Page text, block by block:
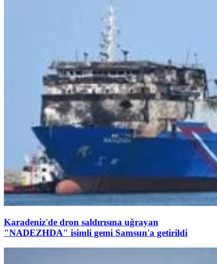
Karadeniz'de dron saldırısına uğrayan
"NADEZHDA" isimli gemi Samsun'a getirildi